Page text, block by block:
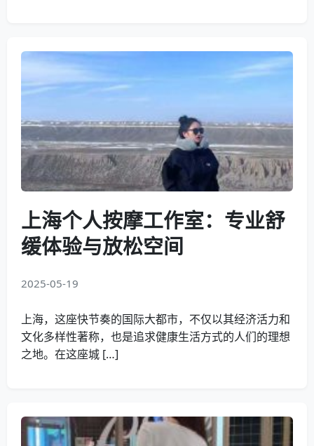
上海个人按摩工作室：专业舒
缓体验与放松空间
2025-05-19
上海，这座快节奏的国际大都市，不仅以其经济活力和
文化多样性著称，也是追求健康生活方式的人们的理想
之地。在这座城 […]